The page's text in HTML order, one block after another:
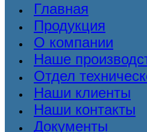
Главная
Продукция
О компании
Наше
Отдел
Наши клиенты
Наши контакты
Документы